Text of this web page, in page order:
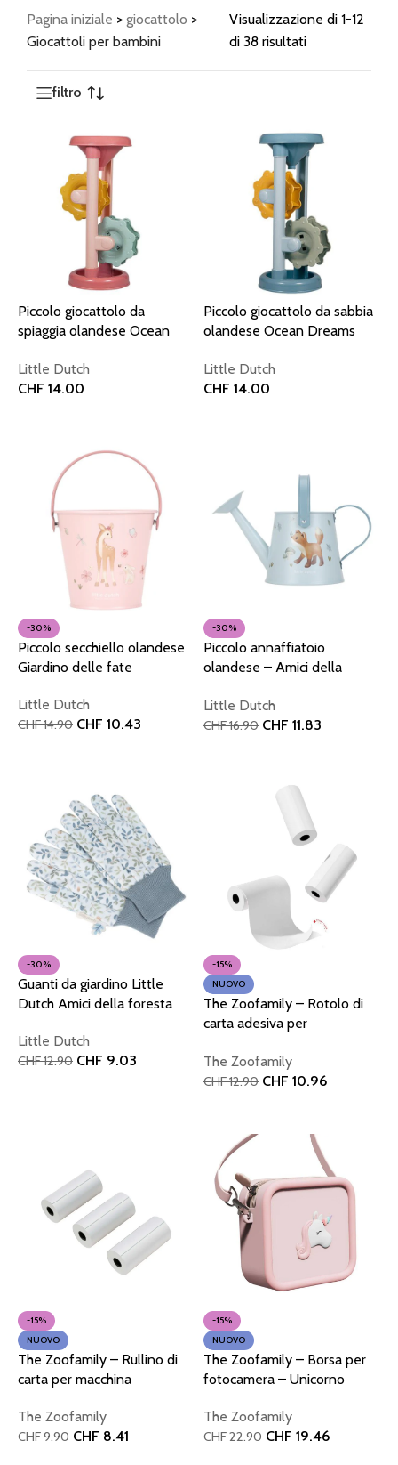
Pagina iniziale > giocattolo >
Giocattoli per bambini
Visualizzazione di 1-12
di 38 risultati
filtro
Piccolo giocattolo da
spiaggia olandese Ocean
Little Dutch
CHF 14.00
Piccolo giocattolo da sabbia
olandese Ocean Dreams
Little Dutch
CHF 14.00
-30%
Piccolo secchiello olandese
Giardino delle fate
Little Dutch
CHF14.90 CHF 10.43
-30%
Piccolo annaffiatoio
olandese – Amici della
Little Dutch
CHF16.90 CHF 11.83
-30%
Guanti da giardino Little
Dutch Amici della foresta
Little Dutch
CHF12.90 CHF 9.03
-15%
NUOVO
The Zoofamily – Rotolo di
carta adesiva per
The Zoofamily
CHF12.90 CHF 10.96
-15%
NUOVO
The Zoofamily – Rullino di
carta per macchina
The Zoofamily
CHF9.90 CHF 8.41
-15%
NUOVO
The Zoofamily – Borsa per
fotocamera – Unicorno
The Zoofamily
CHF22.90 CHF 19.46